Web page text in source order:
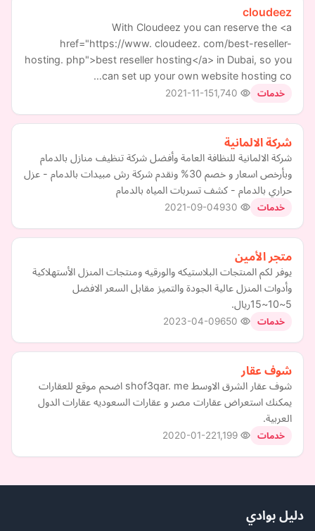
cloudeez
With Cloudeez you can reserve the <a
href="https://www. cloudeez. com/best-reseller-
hosting. php">best reseller hosting</a> in Dubai, so you
can set up your own website hosting co…
خدمات 2021-11-15
شركة الالمانية
شركة الالمانية للنظافة العامة وأفضل شركة تنظيف منازل بالدمام
وبأرخص اسعار و خصم 30% ونقدم شركة رش مبيدات بالدمام - عزل
حراري بالدمام - كشف تسربات المياه بالدمام
خدمات 2021-09-04
متجر الأمين
يوفر لكم المنتجات البلاستيكه والورقيه ومنتجات المنزل الأستهلاكية
وأدوات المنزل ‎عالية الجودة والتميز مقابل السعر الافضل
5~10~15ريال.
خدمات 2023-04-09
شوف عقار
شوف عقار الشرق الاوسط shof3qar. me اضحم موقع للعقارات
يمكنك استعراض عقارات مصر و عقارات السعوديه عقارات الدول
العربية.
خدمات 2020-01-22
دليل بوادي